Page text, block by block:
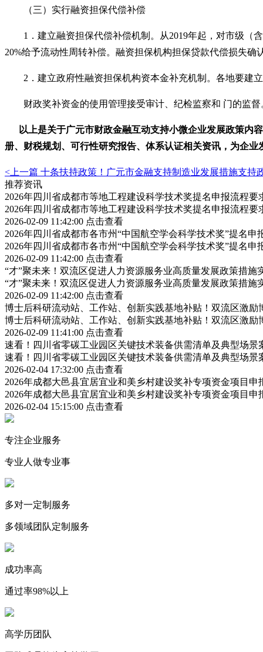
（三）实行融资担保代偿补偿
1 ．建立融资担保代偿补偿机制。从2019年起，对市级（
20%给予流动性周转补偿。融资担保机构担保贷款代偿损失
2 ．建立政府性融资担保机构资本金补充机制。各地要
财政奖补资金的使用管理接受审计、纪检监察和 门的监督
以上是关于广元市财政金融互动支持小微企业发展政策内
册、财税规划、可行性研究报告、体系认证相关资讯，为企业
<上一篇 十条扶持政策！广元市金融支持制造业发展措施支持
推荐资讯
2026年四川省成都市等地工程建设科学技术奖提名申报流程
2026年四川省成都市等地工程建设科学技术奖提名申报流程
2026-02-09 11:42:00 点击查看
2026年四川省成都市各市州“中国航空学会科学技术奖”提名申
2026年四川省成都市各市州“中国航空学会科学技术奖”提名申
2026-02-09 11:42:00 点击查看
“才”聚未来！双流区促进人力资源服务业高质量发展政策措施
“才”聚未来！双流区促进人力资源服务业高质量发展政策措施
2026-02-09 11:42:00 点击查看
博士后科研流动站、工作站、创新实践基地补贴！双流区激
博士后科研流动站、工作站、创新实践基地补贴！双流区激
2026-02-09 11:41:00 点击查看
速看！四川省零碳工业园区关键技术装备供需清单及典型场
速看！四川省零碳工业园区关键技术装备供需清单及典型场
2026-02-04 17:32:00 点击查看
2026年成都大邑县宜居宜业和美乡村建设奖补专项资金项目
2026年成都大邑县宜居宜业和美乡村建设奖补专项资金项目
2026-02-04 15:15:00 点击查看
专注企业服务
专业人做专业事
多对一定制服务
多领域团队定制服务
成功率高
通过率98%以上
高学历团队